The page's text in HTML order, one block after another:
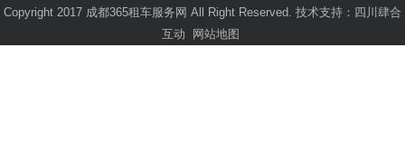
Copyright 2017 成都365租车服务网 All Right Reserved. 技术支持： 四川肆合
互动
网站地图